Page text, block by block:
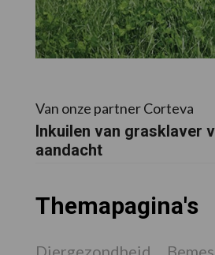
Van onze partner Corteva
Inkuilen van grasklaver
aandacht
Themapagina's
Diergezondheid